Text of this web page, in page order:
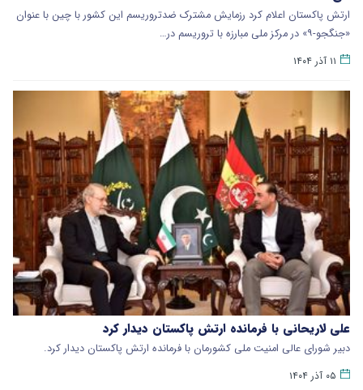
ارتش پاکستان اعلام کرد رزمایش مشترک ضدتروریسم این کشور با چین با عنوان
«جنگجو-۹» در مرکز ملی مبارزه با تروریسم در…
۱۱ آذر ۱۴۰۴
علی لاریحانی با فرمانده ارتش پاکستان دیدار کرد
دبیر شورای عالی امنیت ملی کشورمان با فرمانده ارتش پاکستان دیدار کرد.
۰۵ آذر ۱۴۰۴